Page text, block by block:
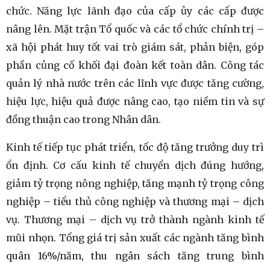
chức. Năng lực lãnh đạo của cấp ủy các cấp được
nâng lên. Mặt trận Tổ quốc và các tổ chức chính trị –
xã hội phát huy tốt vai trò giám sát, phản biện, góp
phần củng cố khối đại đoàn kết toàn dân. Công tác
quản lý nhà nước trên các lĩnh vực được tăng cường,
hiệu lực, hiệu quả được nâng cao, tạo niềm tin và sự
đồng thuận cao trong Nhân dân.
Kinh tế tiếp tục phát triển, tốc độ tăng trưởng duy trì
ổn định. Cơ cấu kinh tế chuyển dịch đúng hướng,
giảm tỷ trọng nông nghiệp, tăng mạnh tỷ trọng công
nghiệp – tiểu thủ công nghiệp và thương mại – dịch
vụ. Thương mại – dịch vụ trở thành ngành kinh tế
mũi nhọn. Tổng giá trị sản xuất các ngành tăng bình
quân 16%/năm, thu ngân sách tăng trung bình